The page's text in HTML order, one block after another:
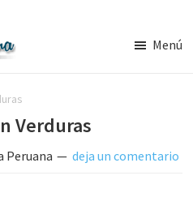
Menú
Verduras
Peruana deja un comentario